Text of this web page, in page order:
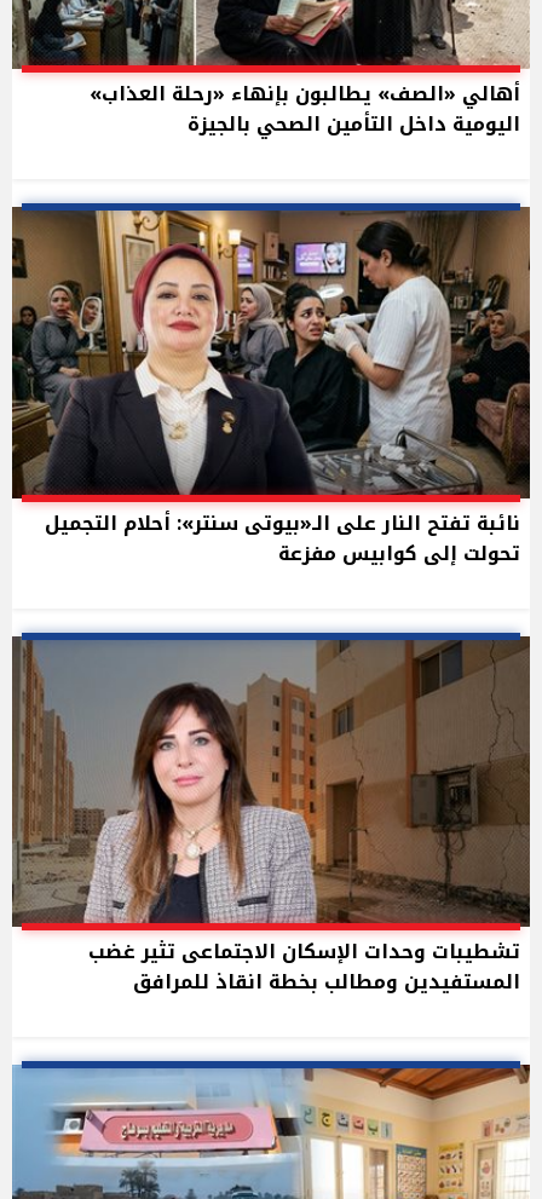
أهالي «الصف» يطالبون بإنهاء «رحلة العذاب»
اليومية داخل التأمين الصحي بالجيزة
نائبة تفتح النار على الـ«بيوتى سنتر»: أحلام التجميل
تحولت إلى كوابيس مفزعة
تشطيبات وحدات الإسكان الاجتماعى تثير غضب
المستفيدين ومطالب بخطة انقاذ للمرافق